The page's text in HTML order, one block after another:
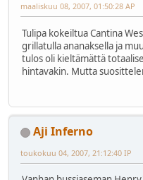
maaliskuu 08, 2007, 01:50:28 AP
Tulipa kokeiltua Cantina
grillatulla ananaksella ja
tulos oli kieltämättä
hintavakin. Mutta
Aji Inferno
toukokuu 04, 2007, 21:12:40 IP